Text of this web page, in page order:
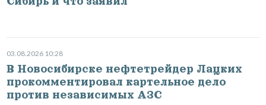
03.08.2026 10:28
В Новосибирске нефтетрейдер Лацких
прокомментировал картельное дело
против независимых АЗС